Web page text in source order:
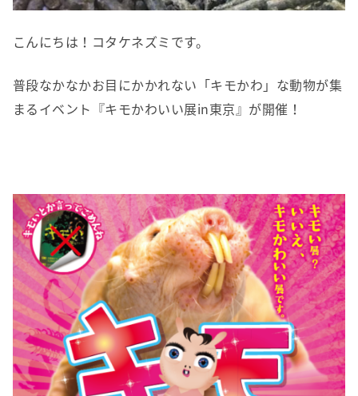
こんにちは！コタケネズミです。
普段なかなかお目にかかれない「キモかわ」な動物が集
まるイベント『キモかわいい展in東京』が開催！